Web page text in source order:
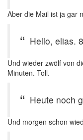
Aber die Mail ist ja gar
Hello, elias.
Und wieder zwölf von
Minuten. Toll.
Heute noch
Und morgen schon